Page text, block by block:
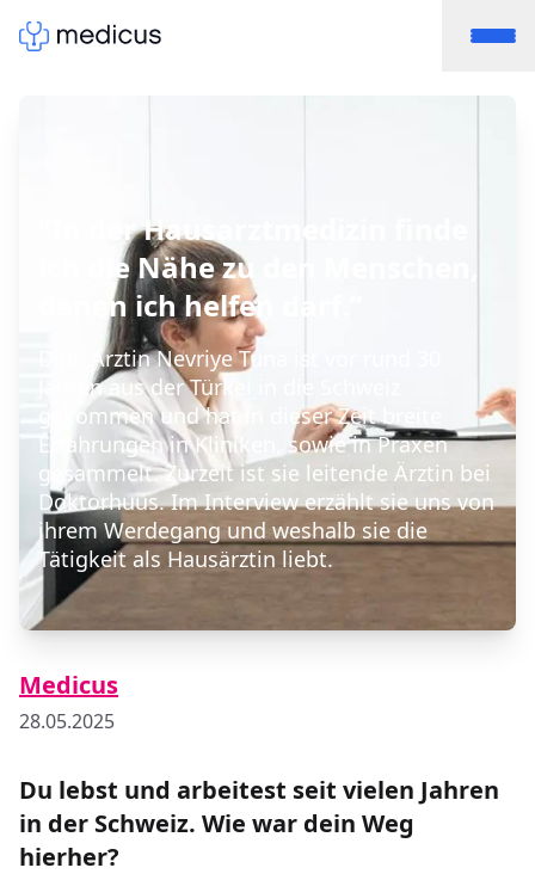
“In der Hausarztmedizin finde
ich die Nähe zu den Menschen,
denen ich helfen darf.”
Dipl. Ärztin Nevriye Tuna ist vor rund 30
Jahren aus der Türkei in die Schweiz
gekommen und hat in dieser Zeit breite
Erfahrungen in Kliniken, sowie in Praxen
gesammelt. Zurzeit ist sie leitende Ärztin bei
Doktorhuus. Im Interview erzählt sie uns von
ihrem Werdegang und weshalb sie die
Tätigkeit als Hausärztin liebt.
Medicus
28.05.2025
Du lebst und arbeitest seit vielen Jahren
in der Schweiz. Wie war dein Weg
hierher?